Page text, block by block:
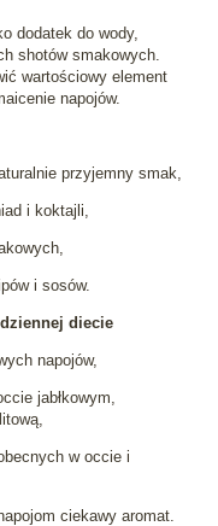
dodatek do wody,
shotów smakowych.
wartościowy element
napojów.
przyjemny smak,
i koktajli,
i sosów.
diecie
napojów,
jabłkowym,
w occie i
ciekawy aromat.